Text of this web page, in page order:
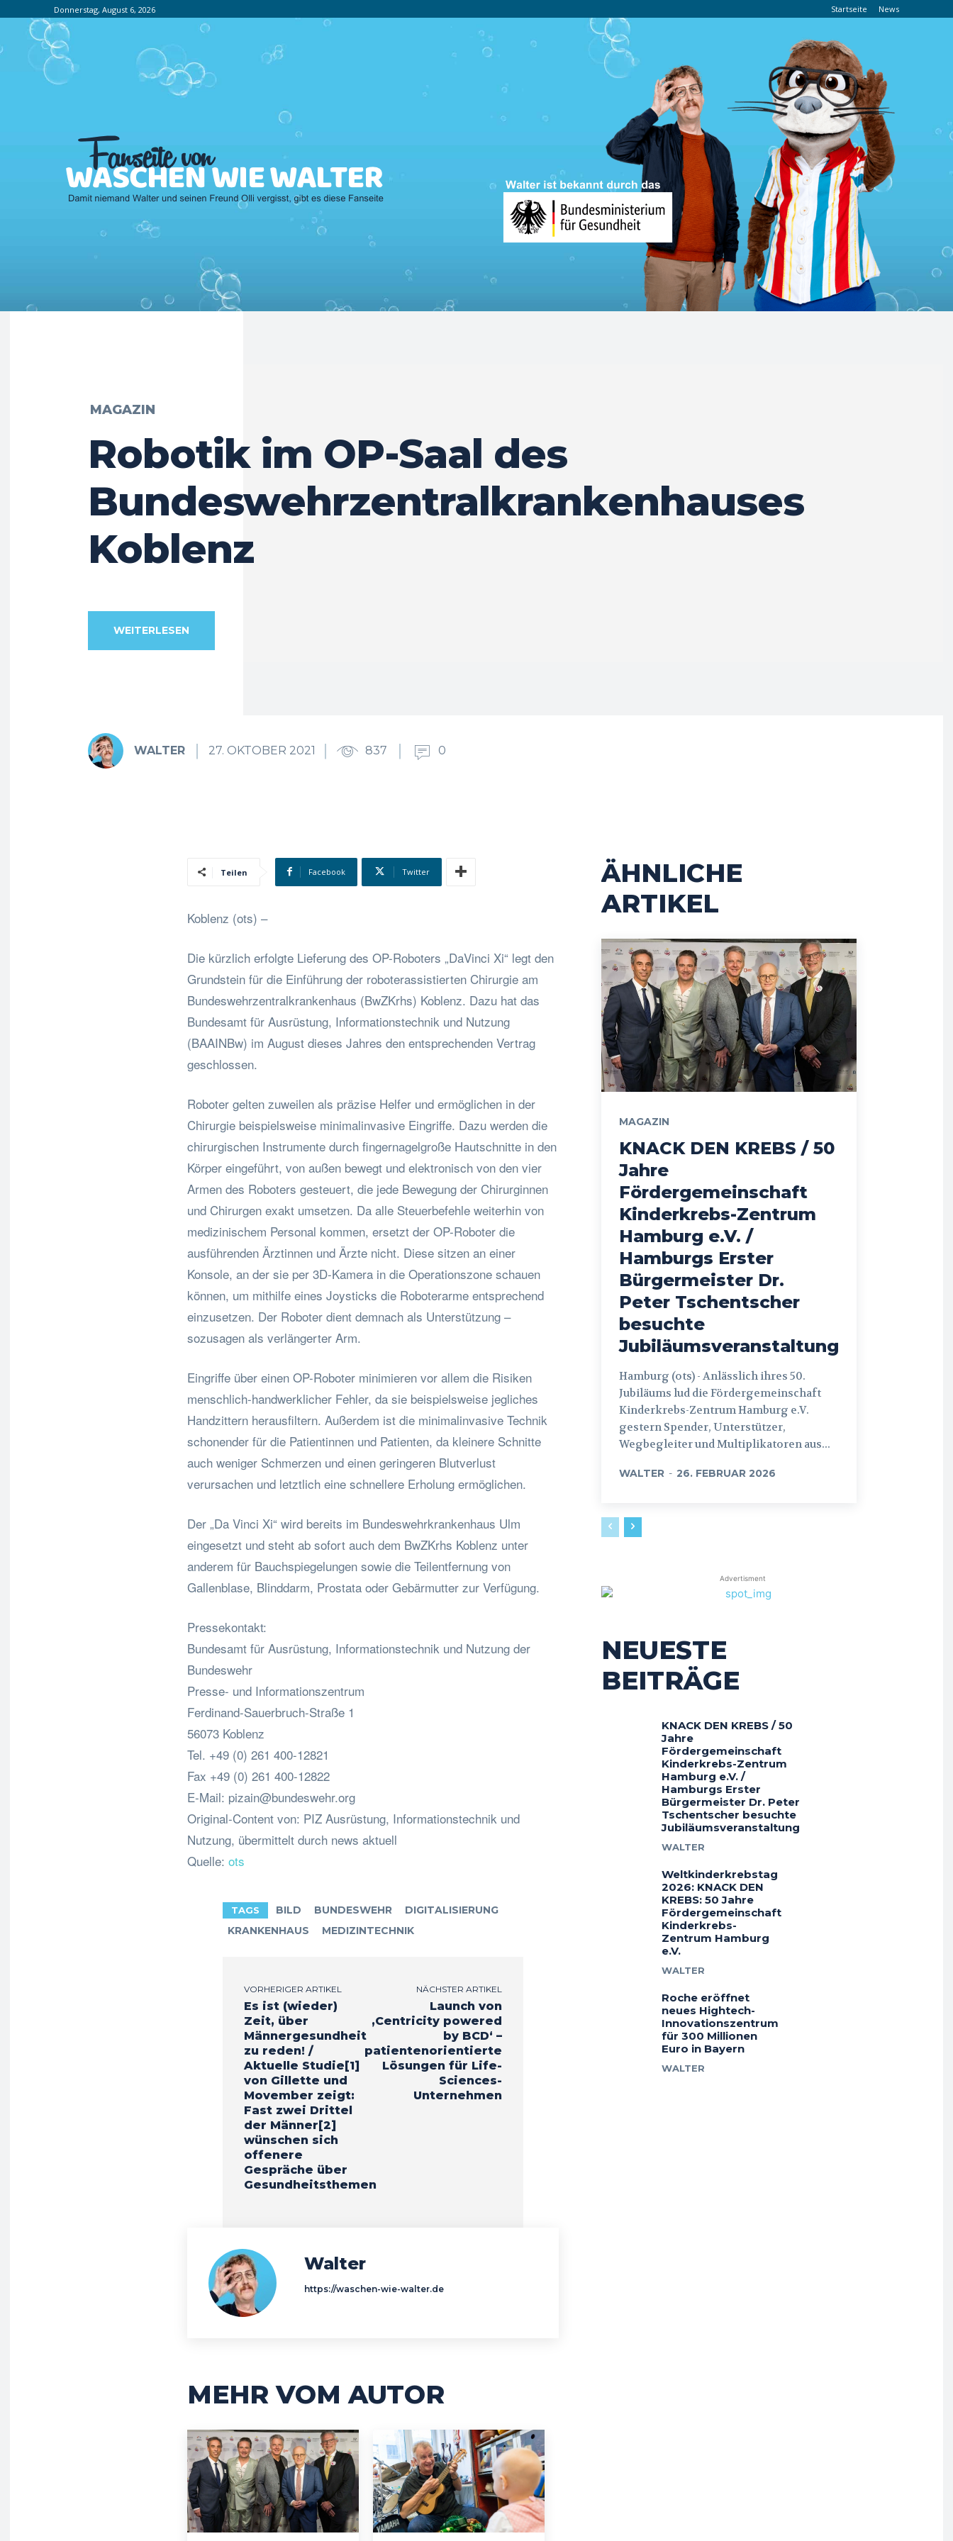
Donnerstag, August 6, 2026 Startseite News
MAGAZIN
Robotik im OP-Saal des
Bundeswehrzentralkrankenhauses
Koblenz
WEITERLESEN
WALTER 27. OKTOBER 2021 837 0
Teilen Facebook Twitter
Koblenz (ots) –
Die kürzlich erfolgte Lieferung des OP-Roboters „DaVinci Xi“ legt den
Grundstein für die Einführung der roboterassistierten Chirurgie am
Bundeswehrzentralkrankenhaus (BwZKrhs) Koblenz. Dazu hat das
Bundesamt für Ausrüstung, Informationstechnik und Nutzung
(BAAINBw) im August dieses Jahres den entsprechenden Vertrag
geschlossen.
Roboter gelten zuweilen als präzise Helfer und ermöglichen in der
Chirurgie beispielsweise minimalinvasive Eingriffe. Dazu werden die
chirurgischen Instrumente durch fingernagelgroße Hautschnitte in den
Körper eingeführt, von außen bewegt und elektronisch von den vier
Armen des Roboters gesteuert, die jede Bewegung der Chirurginnen
und Chirurgen exakt umsetzen. Da alle Steuerbefehle weiterhin von
medizinischem Personal kommen, ersetzt der OP-Roboter die
ausführenden Ärztinnen und Ärzte nicht. Diese sitzen an einer
Konsole, an der sie per 3D-Kamera in die Operationszone schauen
können, um mithilfe eines Joysticks die Roboterarme entsprechend
einzusetzen. Der Roboter dient demnach als Unterstützung –
sozusagen als verlängerter Arm.
Eingriffe über einen OP-Roboter minimieren vor allem die Risiken
menschlich-handwerklicher Fehler, da sie beispielsweise jegliches
Handzittern herausfiltern. Außerdem ist die minimalinvasive Technik
schonender für die Patientinnen und Patienten, da kleinere Schnitte
auch weniger Schmerzen und einen geringeren Blutverlust
verursachen und letztlich eine schnellere Erholung ermöglichen.
Der „Da Vinci Xi“ wird bereits im Bundeswehrkrankenhaus Ulm
eingesetzt und steht ab sofort auch dem BwZKrhs Koblenz unter
anderem für Bauchspiegelungen sowie die Teilentfernung von
Gallenblase, Blinddarm, Prostata oder Gebärmutter zur Verfügung.
Pressekontakt:
Bundesamt für Ausrüstung, Informationstechnik und Nutzung der
Bundeswehr
Presse- und Informationszentrum
Ferdinand-Sauerbruch-Straße 1
56073 Koblenz
Tel. +49 (0) 261 400-12821
Fax +49 (0) 261 400-12822
E-Mail: pizain@bundeswehr.org
Original-Content von: PIZ Ausrüstung, Informationstechnik und
Nutzung, übermittelt durch news aktuell
Quelle: ots
TAGS BILD BUNDESWEHR
DIGITALISIERUNG
KRANKENHAUS
MEDIZINTECHNIK
VORHERIGER ARTIKEL
Es ist (wieder)
Zeit, über
Männergesundheit
zu reden! /
Aktuelle Studie[1]
von Gillette und
Movember zeigt:
Fast zwei Drittel
der Männer[2]
wünschen sich
offenere
Gespräche über
Gesundheitsthemen
NÄCHSTER ARTIKEL
Launch von
‚Centricity powered
by BCD‘ –
patientenorientierte
Lösungen für Life-
Sciences-
Unternehmen
Walter
https://waschen-wie-walter.de
MEHR VOM AUTOR
ÄHNLICHE
ARTIKEL
MAGAZIN
KNACK DEN KREBS / 50
Jahre
Fördergemeinschaft
Kinderkrebs-Zentrum
Hamburg e.V. /
Hamburgs Erster
Bürgermeister Dr.
Peter Tschentscher
besuchte
Jubiläumsveranstaltung
Hamburg (ots) - Anlässlich ihres 50.
Jubiläums lud die Fördergemeinschaft
Kinderkrebs-Zentrum Hamburg e.V.
gestern Spender, Unterstützer,
Wegbegleiter und Multiplikatoren aus...
WALTER - 26. FEBRUAR 2026
Advertisment
NEUESTE
BEITRÄGE
KNACK DEN KREBS / 50
Jahre
Fördergemeinschaft
Kinderkrebs-Zentrum
Hamburg e.V. /
Hamburgs Erster
Bürgermeister Dr. Peter
Tschentscher besuchte
Jubiläumsveranstaltung
WALTER
Weltkinderkrebstag
2026: KNACK DEN
KREBS: 50 Jahre
Fördergemeinschaft
Kinderkrebs-
Zentrum Hamburg
e.V.
WALTER
Roche eröffnet
neues Hightech-
Innovationszentrum
für 300 Millionen
Euro in Bayern
WALTER